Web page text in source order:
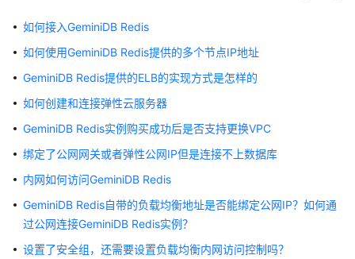
务
公
产
介
绍
GeminiDB
Redis
接
如何接入GeminiDB Redis
如何使用GeminiDB Redis提供的多个节点IP地址
GeminiDB Redis提供的ELB的实现方式是怎样的
如何创建和连接弹性云服务器
GeminiDB Redis实例购买成功后是否支持更换VPC
绑定了公网网关或者弹性公网IP但是连接不上数据库
内网如何访问GeminiDB Redis
GeminiDB Redis自带的负载均衡地址是否能绑定公网IP？如何通
过公网连接GeminiDB Redis实例？
设置了安全组，还需要设置负载均衡内网访问控制吗？